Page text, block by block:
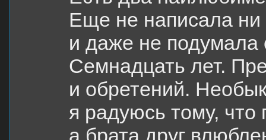
Еще не написала ни
и даже не подумала
Семнадцать лет.
и обретений.
я радуюсь тому, что
а брата друг